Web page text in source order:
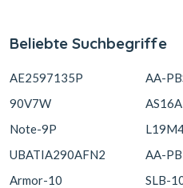
Beliebte Suchbegriffe
AE2597135P
90V7W
Note-9P
UBATIA290AFN2
Armor-10
AA-
AA-
SLB-